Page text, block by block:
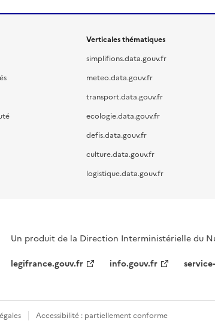
Verticales thématiques
simplifions.data.gouv.fr
meteo.data.gouv.fr
transport.data.gouv.fr
ecologie.data.gouv.fr
defis.data.gouv.fr
culture.data.gouv.fr
logistique.data.gouv.fr
Un produit de la Direction Interministérielle du
legifrance.gouv.fr
info.gouv.fr
Accessibilité : partiellement conforme